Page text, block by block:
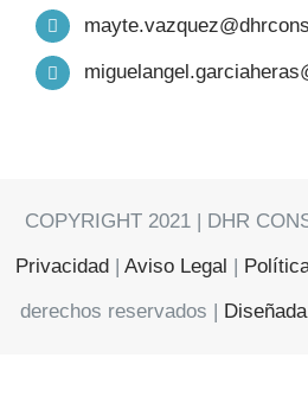
PRODUCTOS
TRABAJO
COPYRIGHT 2021 | DHR
Privacidad
Aviso Legal
derechos reservados |